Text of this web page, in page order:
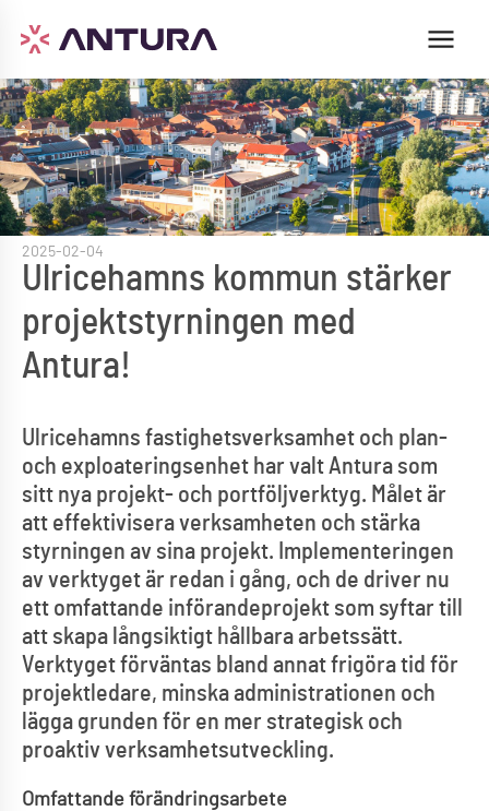
2025-02-04
Ulricehamns kommun stärker
projektstyrningen med
Antura!
Ulricehamns fastighetsverksamhet och plan-
och exploateringsenhet har valt Antura som
sitt nya projekt- och portföljverktyg. Målet är
att effektivisera verksamheten och stärka
styrningen av sina projekt. Implementeringen
av verktyget är redan i gång, och de driver nu
ett omfattande införandeprojekt som syftar till
att skapa långsiktigt hållbara arbetssätt.
Verktyget förväntas bland annat frigöra tid för
projektledare, minska administrationen och
lägga grunden för en mer strategisk och
proaktiv verksamhetsutveckling.
Omfattande förändringsarbete